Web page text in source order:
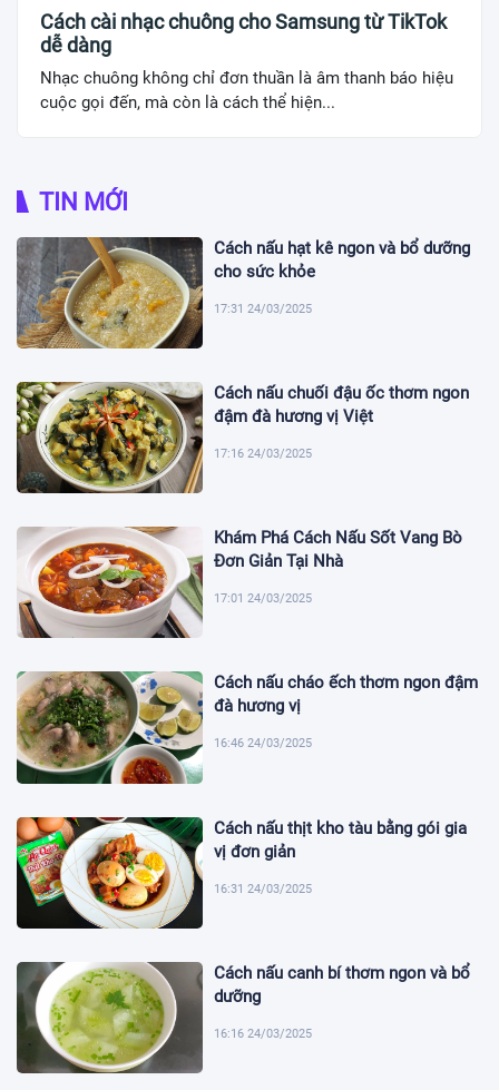
Cách cài nhạc chuông cho Samsung từ TikTok
dễ dàng
Nhạc chuông không chỉ đơn thuần là âm thanh báo hiệu
cuộc gọi đến, mà còn là cách thể hiện...
TIN MỚI
Cách nấu hạt kê ngon và bổ dưỡng
cho sức khỏe
17:31 24/03/2025
Cách nấu chuối đậu ốc thơm ngon
đậm đà hương vị Việt
17:16 24/03/2025
Khám Phá Cách Nấu Sốt Vang Bò
Đơn Giản Tại Nhà
17:01 24/03/2025
Cách nấu cháo ếch thơm ngon đậm
đà hương vị
16:46 24/03/2025
Cách nấu thịt kho tàu bằng gói gia
vị đơn giản
16:31 24/03/2025
Cách nấu canh bí thơm ngon và bổ
dưỡng
16:16 24/03/2025